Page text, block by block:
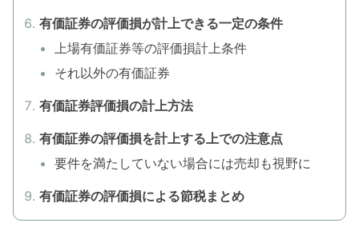
有価証券の評価損が計上できる一定の条件
上場有価証券等の評価損計上条件
それ以外の有価証券
有価証券評価損の計上方法
有価証券の評価損を計上する上での注意点
要件を満たしていない場合には売却も視野に
有価証券の評価損による節税まとめ